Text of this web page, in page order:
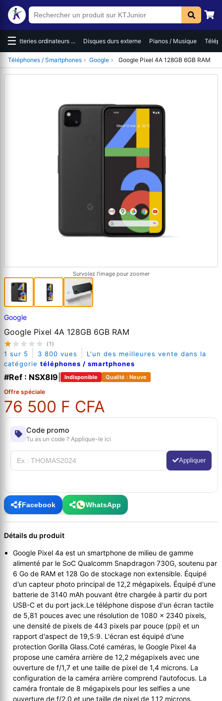
☰Batteries ordinateurs ... Disques durs externe Pianos / Musique
Téléphones / Smartphones › Google › Google Pixel 4A 128GB 6GB RAM
Survolez l'image pour zoomer
Google
Google Pixel 4A 128GB 6GB RAM
(1)
1 sur 5 3 800 vues
L'un des meilleures vente dans la
catégorie téléphones / smartphones
#Ref : NSX8I9 Indisponible Qualité : Neuve
Offre spéciale
76 500 F CFA
Code promo
Tu as un code ? Applique-le ici
Appliquer
Facebook WhatsApp
Détails du produit
Google Pixel 4a est un smartphone de milieu de gamme
alimenté par le SoC Qualcomm Snapdragon 730G, soutenu par
6 Go de RAM et 128 Go de stockage non extensible. Équipé
d'un capteur photo principal de 12,2 mégapixels. Équipé d'une
batterie de 3140 mAh pouvant être chargée à partir du port
USB-C et du port jack.Le téléphone dispose d'un écran tactile
de 5,81 pouces avec une résolution de 1080 x 2340 pixels,
une densité de pixels de 443 pixels par pouce (ppi) et un
rapport d'aspect de 19,5:9. L'écran est équipé d'une
protection Gorilla Glass.Coté caméras, le Google Pixel 4a
propose une caméra arrière de 12,2 mégapixels avec une
ouverture de f/1,7 et une taille de pixel de 1,4 microns. La
configuration de la caméra arrière comprend l'autofocus. La
caméra frontale de 8 mégapixels pour les selfies a une
ouverture de f/2.0 et une taille de pixel de 1,12 microns.